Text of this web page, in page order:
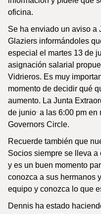
oficina.
Se ha enviado un aviso a
Glaziers informándoles
especial el martes 13 de
asignación salarial
Vidrieros. Es muy
momento de decidir qué
aumento. La Junta
de junio. a las 6:00 pm en
Governors Circle.
Recuerde también que
Socios siempre se lleva a
y es un buen momento
conozca a sus hermanos
equipo y conozca lo que
Dennis ha estado